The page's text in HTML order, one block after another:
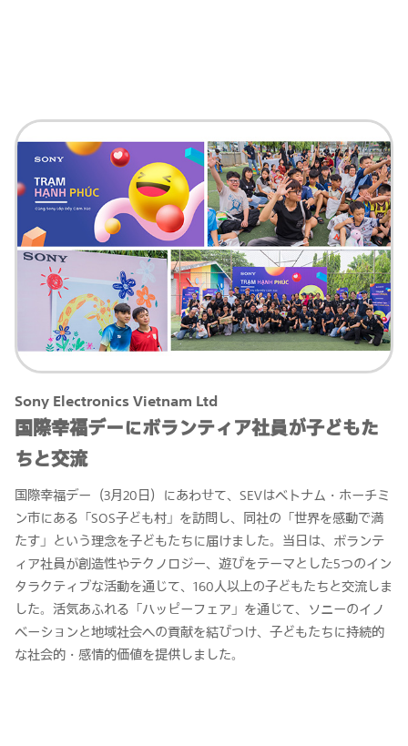
Sony Electronics Vietnam Ltd
国際幸福デーにボランティア社員が子どもた
ちと交流
国際幸福デー（3月20日）にあわせて、SEVはベトナム・ホーチミ
ン市にある「SOS子ども村」を訪問し、同社の「世界を感動で満
たす」という理念を子どもたちに届けました。当日は、ボランテ
ィア社員が創造性やテクノロジー、遊びをテーマとした5つのイン
タラクティブな活動を通じて、160人以上の子どもたちと交流しま
した。活気あふれる「ハッピーフェア」を通じて、ソニーのイノ
ベーションと地域社会への貢献を結びつけ、子どもたちに持続的
な社会的・感情的価値を提供しました。